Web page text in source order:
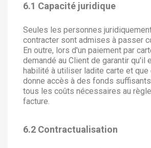
6.1 Capacité juridique
Seules les personnes
contracter sont admises à passer
En outre, lors d'un paiement par
demandé au Client de garantir qu'il
habilité à utiliser ladite carte et que
donne accès à des fonds
tous les coûts nécessaires au
facture.
6.2 Contractualisation